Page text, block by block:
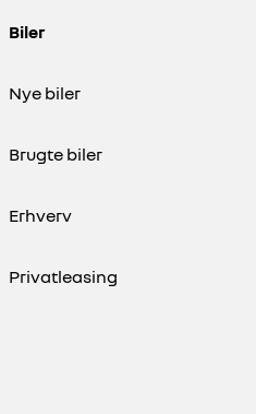
(BENZIN / EL)
Biler
Nye biler
Brugte biler
Erhverv
Privatleasing